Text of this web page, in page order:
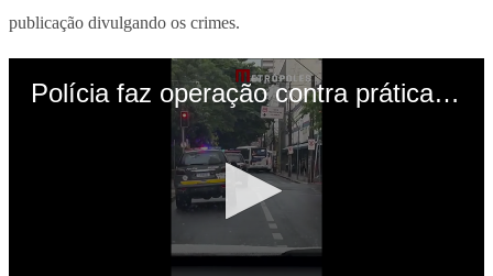
publicação divulgando os crimes.